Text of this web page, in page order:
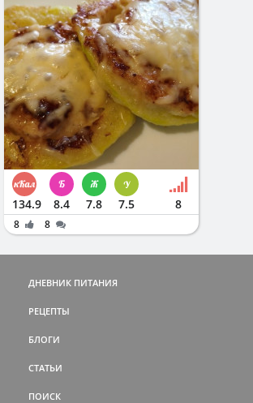
134.9 8.4 7.8 7.5 8
8 8
ДНЕВНИК ПИТАНИЯ
РЕЦЕПТЫ
БЛОГИ
СТАТЬИ
ПОИСК